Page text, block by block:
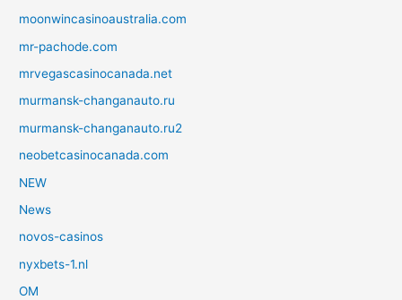
moonwincasinoaustralia.com
mr-pachode.com
mrvegascasinocanada.net
murmansk-changanauto.ru
murmansk-changanauto.ru2
neobetcasinocanada.com
NEW
News
novos-casinos
nyxbets-1.nl
OM